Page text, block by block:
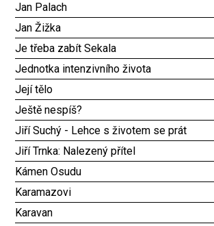
Jan Palach
Jan Žižka
Je třeba zabít Sekala
Jednotka intenzivního života
Její tělo
Ještě nespíš?
Jiří Suchý - Lehce s životem se prát
Jiří Trnka: Nalezený přítel
Kámen Osudu
Karamazovi
Karavan